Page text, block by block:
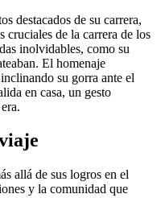
destacados de su carrera,
cruciales de la carrera de los
inolvidables, como su
El homenaje
su gorra ante el
en casa, un gesto
allá de sus logros en el
y la comunidad que